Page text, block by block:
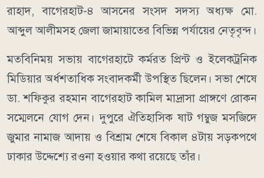
রাহাদ, বাগেরহাট-৪ আসনের সংসদ সদস্য অধ্যক্ষ মো.
আব্দুল আলীমসহ জেলা জামায়াতের বিভিন্ন পর্যায়ের নেতৃবৃন্দ।
মতবিনিময় সভায় বাগেরহাটে কর্মরত প্রিন্ট ও ইলেকট্রনিক
মিডিয়ার অর্ধশতাধিক সংবাদকর্মী উপস্থিত ছিলেন। সভা শেষে
ডা. শফিকুর রহমান বাগেরহাট কামিল মাদ্রাসা প্রাঙ্গণে রোকন
সম্মেলনে যোগ দেন। দুপুরে ঐতিহাসিক ষাট গম্বুজ মসজিদে
জুমার নামাজ আদায় ও বিশ্রাম শেষে বিকাল ৪টায় সড়কপথে
ঢাকার উদ্দেশ্যে রওনা হওয়ার কথা রয়েছে তাঁর।